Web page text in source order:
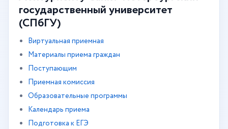
государственный университет
(СПбГУ)
Виртуальная приемная
Материалы приема граждан
Поступающим
Приемная комиссия
Образовательные программы
Календарь приема
Подготовка к ЕГЭ